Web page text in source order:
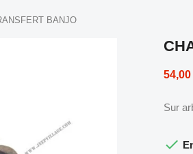
BANJO
54,00
Sur
